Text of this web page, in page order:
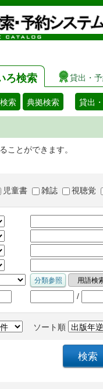
ろ検索 貸出・
索 典拠検索 貸出
ことができます。
児童書 雑誌 視聴覚
/
ソート順